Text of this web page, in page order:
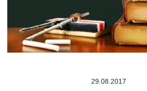
29.08.2017